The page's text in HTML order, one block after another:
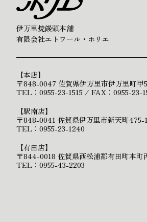
伊万里焼饅頭本舗
有限会社エトワール・ホリエ
【本店】
〒848-0047 佐賀県伊万里市伊万里町甲
TEL：0955-23-1515 / FAX：0955-23-
【駅南店】
〒848-0041 佐賀県伊万里市新天町475-
TEL：0955-23-1240
【有田店】
〒844-0018 佐賀県西松浦郡有田町本町
TEL：0955-43-2203